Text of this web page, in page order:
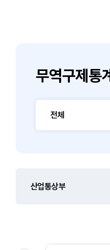
무역구제통계
전체
산업통상부